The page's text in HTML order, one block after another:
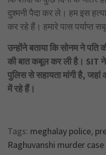
दुश्मनी पैदा कर ले। हम इस
कर रहे हैं। हमारे पास पर्याप्त
उन्होंने बताया कि सोनम ने पति
की बात कबूल कर ली है। SIT
पुलिस से सहायता मांगी है,
में रहे हैं।
Tags: meghalay police,
Raghuvanshi murder case